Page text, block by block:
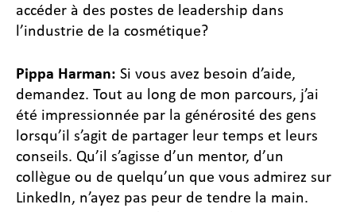
accéder à des postes de leadership dans
l’industrie de la cosmétique?
Pippa Harman: Si vous avez besoin d’aide,
demandez. Tout au long de mon parcours, j’ai
été impressionnée par la générosité des gens
lorsqu’il s’agit de partager leur temps et leurs
conseils. Qu’il s’agisse d’un mentor, d’un
collègue ou de quelqu’un que vous admirez sur
LinkedIn, n’ayez pas peur de tendre la main.